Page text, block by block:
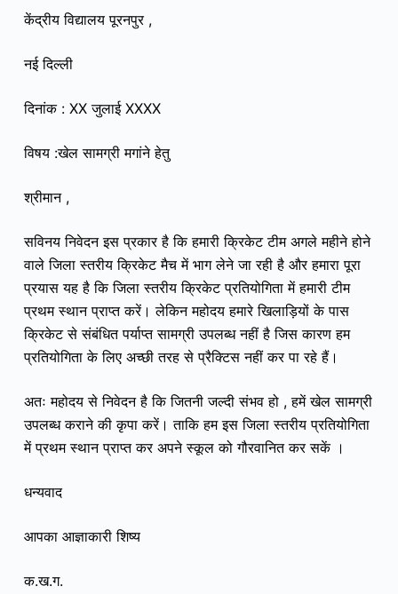
केंद्रीय विद्यालय पूरनपुर ,
नई दिल्ली
दिनांक : XX जुलाई XXXX
विषय :खेल सामग्री मगांने हेतु
श्रीमान ,
सविनय निवेदन इस प्रकार है कि हमारी क्रिकेट टीम अगले महीने होने
वाले जिला स्तरीय क्रिकेट मैच में भाग लेने जा रही है और हमारा पूरा
प्रयास यह है कि जिला स्तरीय क्रिकेट प्रतियोगिता में हमारी टीम
प्रथम स्थान प्राप्त करें। लेकिन महोदय हमारे खिलाड़ियों के पास
क्रिकेट से संबंधित पर्याप्त सामग्री उपलब्ध नहीं है जिस कारण हम
प्रतियोगिता के लिए अच्छी तरह से प्रैक्टिस नहीं कर पा रहे हैं।
अतः महोदय से निवेदन है कि जितनी जल्दी संभव हो , हमें खेल सामग्री
उपलब्ध कराने की कृपा करें। ताकि हम इस जिला स्तरीय प्रतियोगिता
में प्रथम स्थान प्राप्त कर अपने स्कूल को गौरवानित कर सकें ।
धन्यवाद
आपका आज्ञाकारी शिष्य
क.ख.ग.